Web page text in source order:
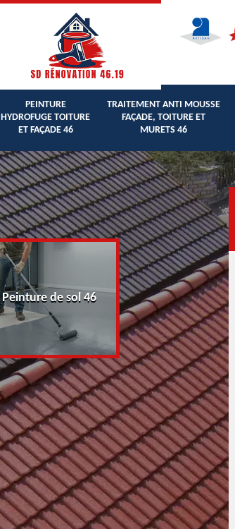
PEINTURE
HYDROFUGE TOITURE
ET FAÇADE 46
TRAITEMENT ANTI MOUSSE
FAÇADE, TOITURE ET
MURETS 46
Peinture de sol 46
Peinture volets
persiennes 46